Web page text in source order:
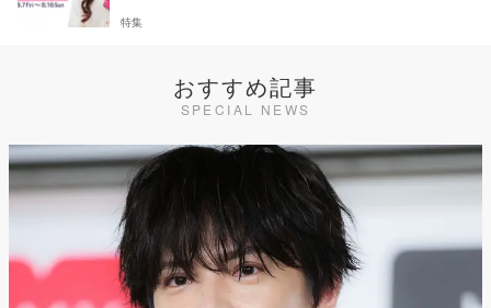
特集
おすすめ記事
SPECIAL NEWS